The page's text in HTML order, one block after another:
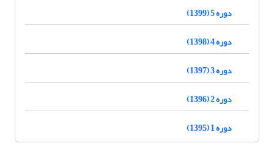
دوره 5 (1399)
دوره 4 (1398)
دوره 3 (1397)
دوره 2 (1396)
دوره 1 (1395)